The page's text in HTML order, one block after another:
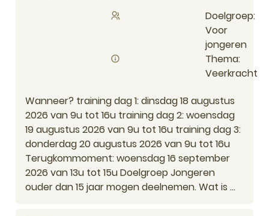
Doelgroep
Voor
jongeren
Thema
Veerkracht
Wanneer? training dag 1: dinsdag 18 augustus
2026 van 9u tot 16u training dag 2: woensdag
19 augustus 2026 van 9u tot 16u training dag 3:
donderdag 20 augustus 2026 van 9u tot 16u
Terugkommoment: woensdag 16 september
2026 van 13u tot 15u Doelgroep Jongeren
ouder dan 15 jaar mogen deelnemen. Wat is ...